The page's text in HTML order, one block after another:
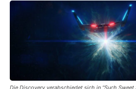
Die Discovery verabschiedet sich in “Such